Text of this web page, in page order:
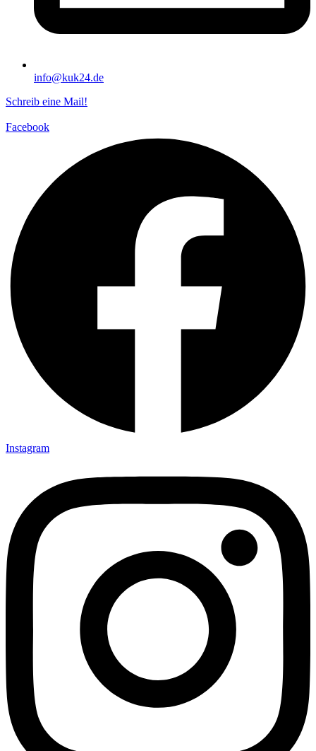
info@kuk24.de
Schreib eine Mail!
Facebook
Instagram